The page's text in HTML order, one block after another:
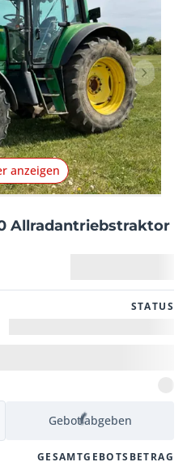
anzeigen
Allradantriebstraktor
STATUS
Gebot abgeben
GESAMTGEBOTSBETRAG